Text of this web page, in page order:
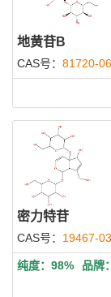
地黄苷B
CAS号： 81720-
密力特苷
CAS号： 19467-
纯度：98% 品牌